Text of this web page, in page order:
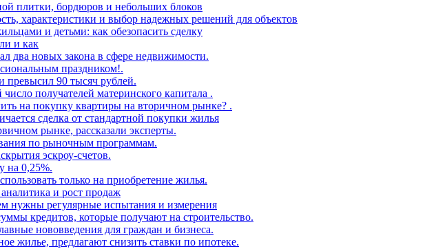
плитки, бордюров и небольших блоков
характеристики и выбор надежных решений для объектов
и детьми: как обезопасить сделку
и как
два новых закона в сфере недвижимости.
праздником!.
превысил 90 тысяч рублей.
получателей материнского капитала .
на покупку квартиры на вторичном рынке? .
сделка от стандартной покупки жилья
рынке, рассказали эксперты.
по рыночным программам.
эскроу-счетов.
на 0,25%.
только на приобретение жилья.
и рост продаж
нужны регулярные испытания и измерения
кредитов, которые получают на строительство.
нововведения для граждан и бизнеса.
жилье, предлагают снизить ставки по ипотеке.